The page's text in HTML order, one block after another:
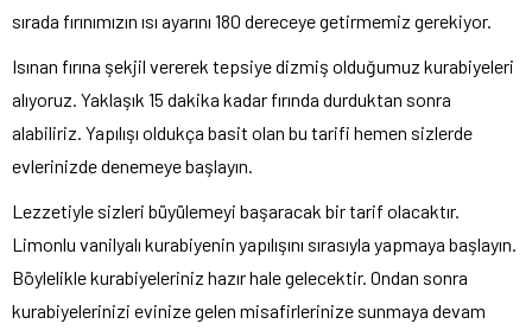
sırada fırınımızın ısı ayarını 180 dereceye getirmemiz gerekiyor.
Isınan fırına şekjil vererek tepsiye dizmiş olduğumuz kurabiyeleri
alıyoruz. Yaklaşık 15 dakika kadar fırında durduktan sonra
alabiliriz. Yapılışı oldukça basit olan bu tarifi hemen sizlerde
evlerinizde denemeye başlayın.
Lezzetiyle sizleri büyülemeyi başaracak bir tarif olacaktır.
Limonlu vanilyalı kurabiyenin yapılışını sırasıyla yapmaya başlayın.
Böylelikle kurabiyeleriniz hazır hale gelecektir. Ondan sonra
kurabiyelerinizi evinize gelen misafirlerinize sunmaya devam